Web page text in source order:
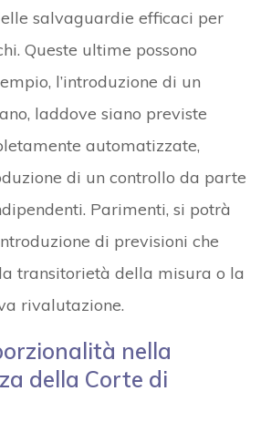
salvaguardie efficaci per
Queste ultime possono
l’introduzione di un
laddove siano previste
automatizzate,
di un controllo da parte
Parimenti, si potrà
di previsioni che
transitorietà della misura o la
rivalutazione.
nella
della Corte di